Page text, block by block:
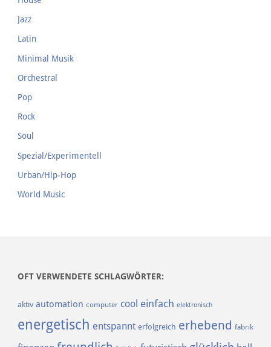
Jazz
Latin
Minimal Musik
Orchestral
Pop
Rock
Soul
Spezial/Experimentell
Urban/Hip-Hop
World Music
OFT VERWENDETE SCHLAGWÖRTER:
aktiv automation computer cool einfach elektronisch
energetisch entspannt erfolgreich erhebend fabrik